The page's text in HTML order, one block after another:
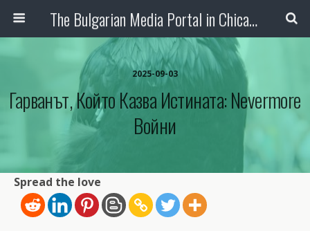
The Bulgarian Media Portal in Chicago
2025-09-03
Гарванът, Който Казва Истината: Nevermore
Войни
Spread the love